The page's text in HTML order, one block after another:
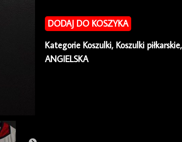
piłkarska
Bolton
2015/16
Macron
DODAJ DO KOSZYKA
Kategorie Koszulki, Koszulki piłkarskie,
ANGIELSKA